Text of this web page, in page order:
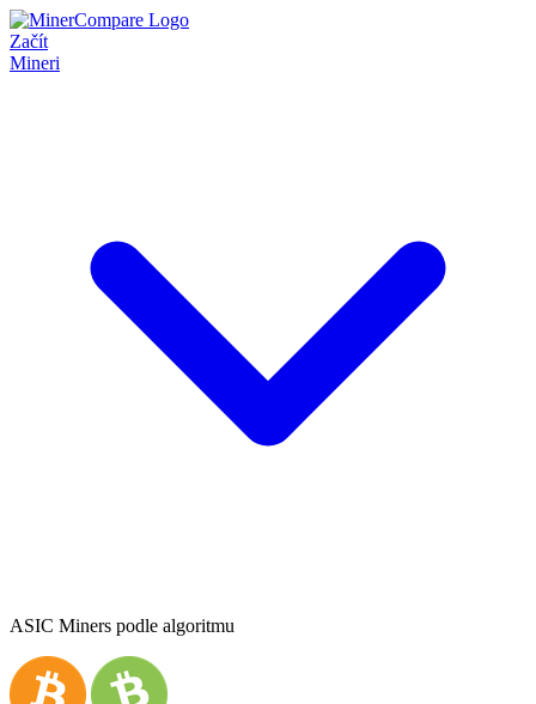
Začít
Mineri
ASIC Miners podle algoritmu